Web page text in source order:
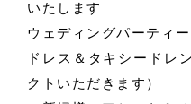
いたします
ウェディングパーティ
ドレス＆タキシードレ
クトいただきます）